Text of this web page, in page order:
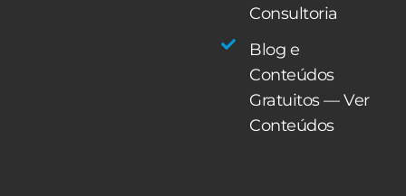
Consultoria
Blog e
Conteúdos
Gratuitos — Ver
Conteúdos